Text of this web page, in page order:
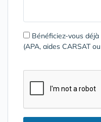
Bénéficiez-vous déjà
(APA, aides CARSAT